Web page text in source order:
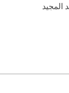
المجيد